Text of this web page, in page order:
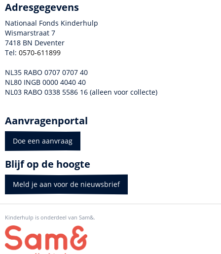
Adresgegevens
Nationaal Fonds Kinderhulp
Wismarstraat 7
7418 BN Deventer
Tel: 0570-611899
NL35 RABO 0707 0707 40
NL80 INGB 0000 4040 40
NL03 RABO 0338 5586 16 (alleen voor collecte)
Aanvragenportal
Doe een aanvraag
Blijf op de hoogte
Meld je aan voor de nieuwsbrief
Kinderhulp is onderdeel van Sam&.